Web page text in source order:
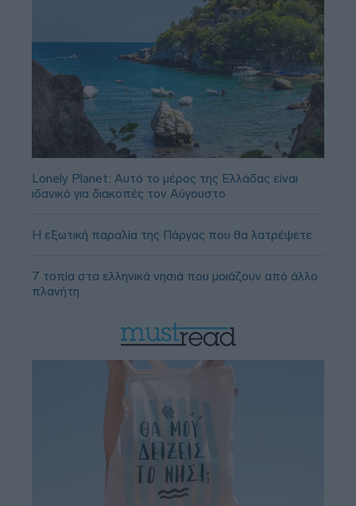
Lonely Planet: Αυτό το μέρος της Ελλάδας είναι
ιδανικό για διακοπές τον Αύγουστο
Η εξωτική παραλία της Πάργας που θα λατρέψετε
7 τοπία στα ελληνικά νησιά που μοιάζουν από άλλο
πλανήτη